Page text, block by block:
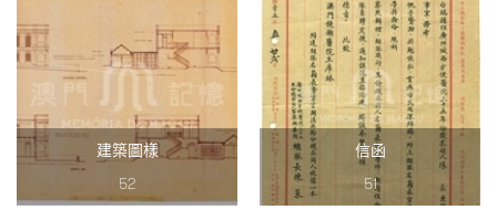
建築圖樣
52
信函
51